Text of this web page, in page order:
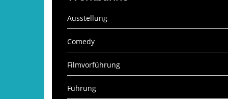
Ausstellung
Comedy
Filmvorführung
Führung